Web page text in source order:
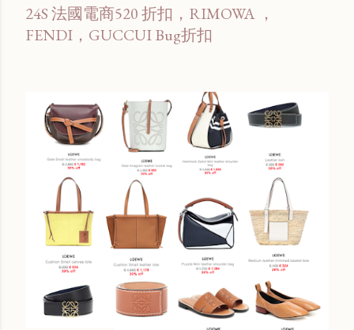
24S 法國電商520 折扣，RIMOWA ，
FENDI，GUCCUI Bug折扣